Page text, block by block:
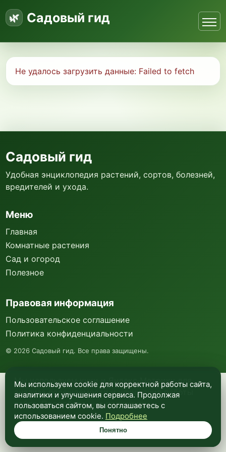
Садовый гид
Не удалось загрузить данные: Failed to fetch
Мы используем куки и Яндекс Метрику для
анализа посещаемости и улучшения работы
сайта. Подробнее —в политике
конфиденциальности.
Понятно
Садовый гид
Удобная энциклопедия растений, сортов, болезней,
вредителей и ухода.
Меню
Главная
Комнатные растения
Сад и огород
Полезное
Правовая информация
Пользовательское соглашение
Политика конфиденциальности
© 2026 Садовый гид. Все права защищены.
Мы используем cookie для корректной работы сайта,
аналитики и улучшения сервиса. Продолжая
пользоваться сайтом, вы соглашаетесь с
использованием cookie. Подробнее
Понятно